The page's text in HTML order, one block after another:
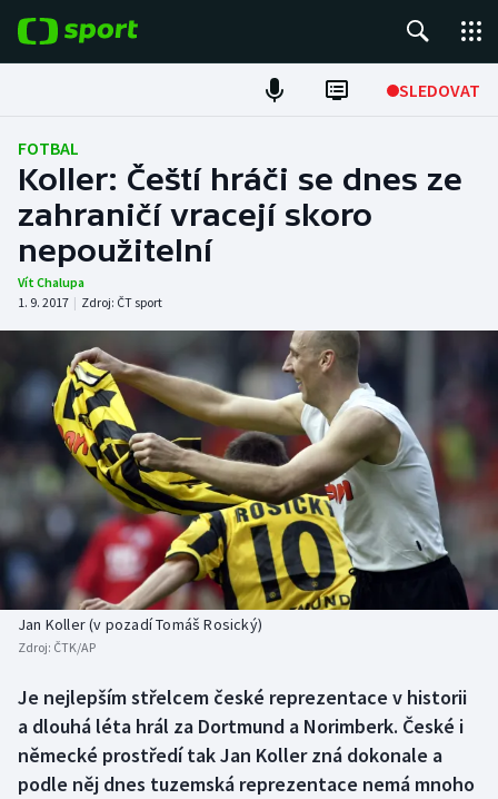
SLEDOVAT
Fotbal
Hokej
Tenis
Atletika
Cyklistika
DALŠÍ SPORTY
Americký fotbal
Baseball a softbal
Basketbal
Biatlon
Box
Curling
NEPŘEHLÉDNĚTE
Soutěže
Historické návraty
Aplikace ČT sport
FOTBAL
Koller: Čeští hráči se dnes ze
zahraničí vracejí skoro
nepoužitelní
Vít Chalupa
1. 9. 2017 | Zdroj: ČT sport
Jan Koller (v pozadí Tomáš Rosický)
Zdroj: ČTK/AP
Je nejlepším střelcem české reprezentace v historii
a dlouhá léta hrál za Dortmund a Norimberk. České i
německé prostředí tak Jan Koller zná dokonale a
podle něj dnes tuzemská reprezentace nemá mnoho